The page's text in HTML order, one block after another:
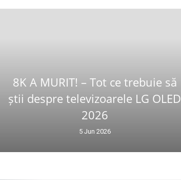
8K A MURIT! – Tot ce trebuie să
știi despre televizoarele LG OLED
2026
5 Jun 2026